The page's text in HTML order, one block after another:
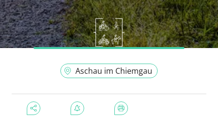
Aschau im Chiemgau